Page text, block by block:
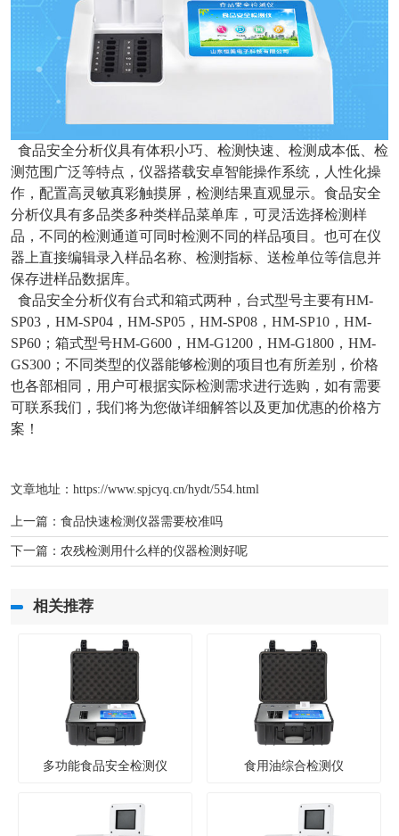
食品安全分析仪具有体积小巧、检测快速、检测成本低、检
测范围广泛等特点，仪器搭载安卓智能操作系统，人性化操
作，配置高灵敏真彩触摸屏，检测结果直观显示。食品安全
分析仪具有多品类多种类样品菜单库，可灵活选择检测样
品，不同的检测通道可同时检测不同的样品项目。也可在仪
器上直接编辑录入样品名称、检测指标、送检单位等信息并
保存进样品数据库。
食品安全分析仪有台式和箱式两种，台式型号主要有HM-
SP03，HM-SP04，HM-SP05，HM-SP08，HM-SP10，HM-
SP60；箱式型号HM-G600，HM-G1200，HM-G1800，HM-
GS300；不同类型的仪器能够检测的项目也有所差别，价格
也各部相同，用户可根据实际检测需求进行选购，如有需要
可联系我们，我们将为您做详细解答以及更加优惠的价格方
案！
文章地址： https://www.spjcyq.cn/hydt/554.html
上一篇： 食品快速检测仪器需要校准吗
下一篇： 农残检测用什么样的仪器检测好呢
相关推荐
多功能食品安全检测仪 食用油综合检测仪